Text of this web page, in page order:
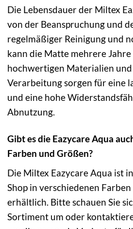
Die Lebensdauer der Miltex
von der Beanspruchung und
regelmäßiger Reinigung und
kann die Matte mehrere
hochwertigen Materialien
Verarbeitung sorgen für eine
und eine hohe
Abnutzung.
Gibt es die Eazycare Aqua
Farben und Größen?
Die Miltex Eazycare Aqua ist
Shop in verschiedenen
erhältlich. Bitte schauen Sie
Sortiment um oder